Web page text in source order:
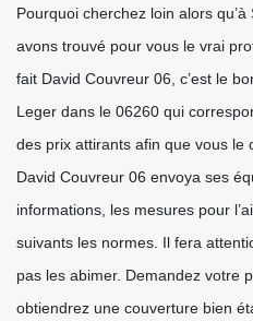
Pourquoi cherchez loin alors
avons trouvé pour vous le vrai
fait David Couvreur 06, c’est le
Leger dans le 06260 qui
des prix attirants afin que vous le
David Couvreur 06 envoya ses
informations, les mesures pour
suivants les normes. Il fera
pas les abimer. Demandez votre
obtiendrez une couverture bien